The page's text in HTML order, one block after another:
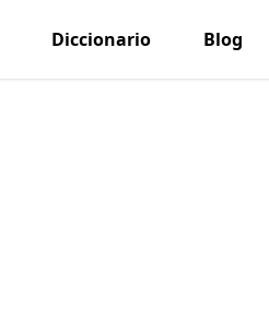
Diccionario Blog